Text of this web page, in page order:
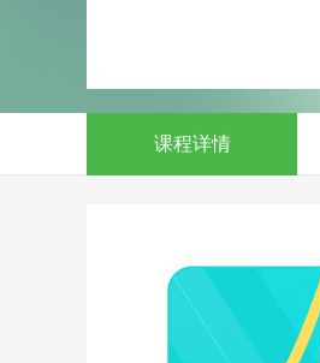
课程详情